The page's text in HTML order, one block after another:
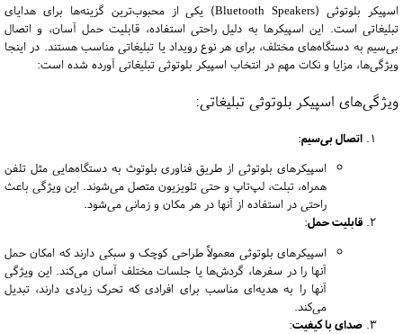
اسپیکر بلوتوثی (Bluetooth Speakers) یکی از محبوب‌ترین گزینه‌ها برای هدایای
تبلیغاتی است. این اسپیکرها به دلیل راحتی استفاده، قابلیت حمل آسان، و اتصال
بی‌سیم به دستگاه‌های مختلف، برای هر نوع رویداد یا تبلیغاتی مناسب هستند. در اینجا
ویژگی‌ها، مزایا و نکات مهم در انتخاب اسپیکر بلوتوثی تبلیغاتی آورده شده است:
ویژگی‌های اسپیکر بلوتوثی تبلیغاتی:
اتصال بی‌سیم:
اسپیکرهای بلوتوثی از طریق فناوری بلوتوث به دستگاه‌هایی مثل تلفن
همراه، تبلت، لپ‌تاپ و حتی تلویزیون متصل می‌شوند. این ویژگی باعث
راحتی در استفاده از آنها در هر مکان و زمانی می‌شود.
قابلیت حمل:
اسپیکرهای بلوتوثی معمولاً طراحی کوچک و سبکی دارند که امکان حمل
آنها را در سفرها، گردش‌ها یا جلسات مختلف آسان می‌کند. این ویژگی
آنها را به هدیه‌ای مناسب برای افرادی که تحرک زیادی دارند، تبدیل
می‌کند.
صدای با کیفیت: